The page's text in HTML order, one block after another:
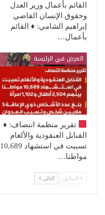
القائم بأعمال وزير العدل
وحقوق الإنسان القاضي
إبراهيم الشامي: ♦️ القائم
بأعمال…
العرض في الرئيسة
تقرير منظمة انتصاف: ♦️
القنابل العنقودية والألغام
تسببت في استشهاد 10,689
مواطنا…
السابق التالي